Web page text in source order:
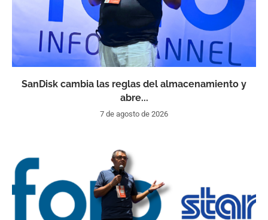
SanDisk cambia las reglas del almacenamiento y
abre...
7 de agosto de 2026